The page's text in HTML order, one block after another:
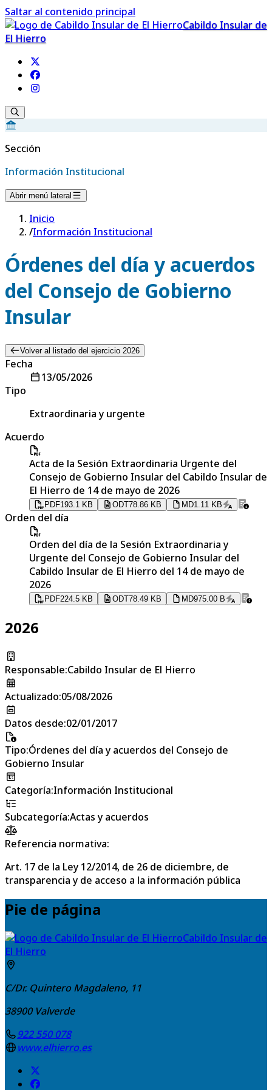
Saltar al contenido principal
Cabildo Insular de
El Hierro
Sección
Información Institucional
Abrir menú lateral
Inicio
/Información Institucional
Órdenes del día y acuerdos
del Consejo de Gobierno
Insular
Volver al listado del ejercicio 2026
Fecha
13/05/2026
Tipo
Extraordinaria y urgente
Acuerdo
Acta de la Sesión Extraordinaria Urgente del
Consejo de Gobierno Insular del Cabildo Insular de
El Hierro de 14 de mayo de 2026
PDF193.1 KB ODT78.86 KB MD1.11 KB
Orden del día
Orden del día de la Sesión Extraordinaria y
Urgente del Consejo de Gobierno Insular del
Cabildo Insular de El Hierro del 14 de mayo de
2026
PDF224.5 KB ODT78.49 KB MD975.00 B
2026
Responsable:Cabildo Insular de El Hierro
Actualizado:05/08/2026
Datos desde:02/01/2017
Tipo:Órdenes del día y acuerdos del Consejo de
Gobierno Insular
Categoría:Información Institucional
Subcategoría:Actas y acuerdos
Referencia normativa:
Art. 17 de la Ley 12/2014, de 26 de diciembre, de
transparencia y de acceso a la información pública
Pie de página
Cabildo Insular de
El Hierro
C/Dr. Quintero Magdaleno, 11
38900 Valverde
922 550 078
www.elhierro.es